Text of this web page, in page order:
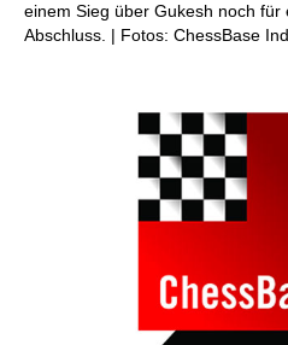
einem Sieg über Gukesh noch für
Abschluss. | Fotos: ChessBase